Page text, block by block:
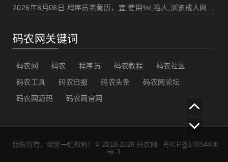
码农网关键词
码农网 码农 程序员 码农教程
码农社区
码农工具
码农日报 码农头条
码农网论坛
码农网源码
码农网官网
版权所有，保留一切权利！© 2018-2026 码农网
粤ICP备17054400
号-3